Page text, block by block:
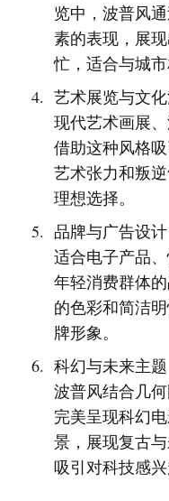
览中，波普风
素的表现，展
忙，适合与城市
艺术展览与文
现代艺术画展
借助这种风格
艺术张力和叛
理想选择。
品牌与广告设计
适合电子产品
年轻消费群体
的色彩和简洁
牌形象。
科幻与未来主题
波普风结合几
完美呈现科幻
景，展现复古
吸引对科技感兴